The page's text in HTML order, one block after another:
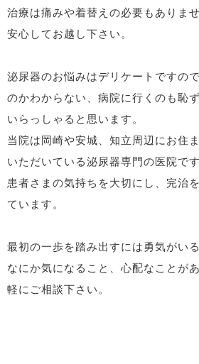
治療は痛みや着替えの必要もありま
安心してお越し下さい。
泌尿器のお悩みはデリケートですの
のかわからない、病院に行くのも恥
いらっしゃると思います。
当院は岡崎や安城、知立周辺にお住
いただいている泌尿器専門の医院です
患者さまの気持ちを大切にし、完治
ています。
最初の一歩を踏み出すには勇気がい
なにか気になること、心配なことが
軽にご相談下さい。